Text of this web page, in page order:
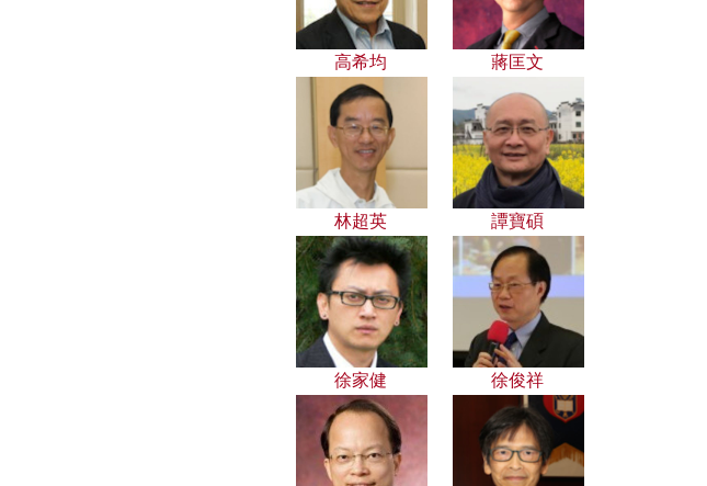
高希均 蔣匡文
林超英 譚寶碩
徐家健 徐俊祥